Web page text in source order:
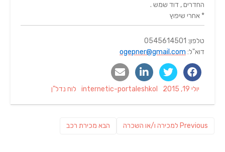
החדרים , דוד שמש .
* אחרי שיפוץ
טלפון: 0545614501
דוא"ל: ogepner@gmail.com
Posted
יולי 19, 2015 Author
internetic-portaleshkol
Categories
לוח נדל"ן
Previous
Previous
למכירה ו/או השכרה הבא פוסט
מכירת רכב